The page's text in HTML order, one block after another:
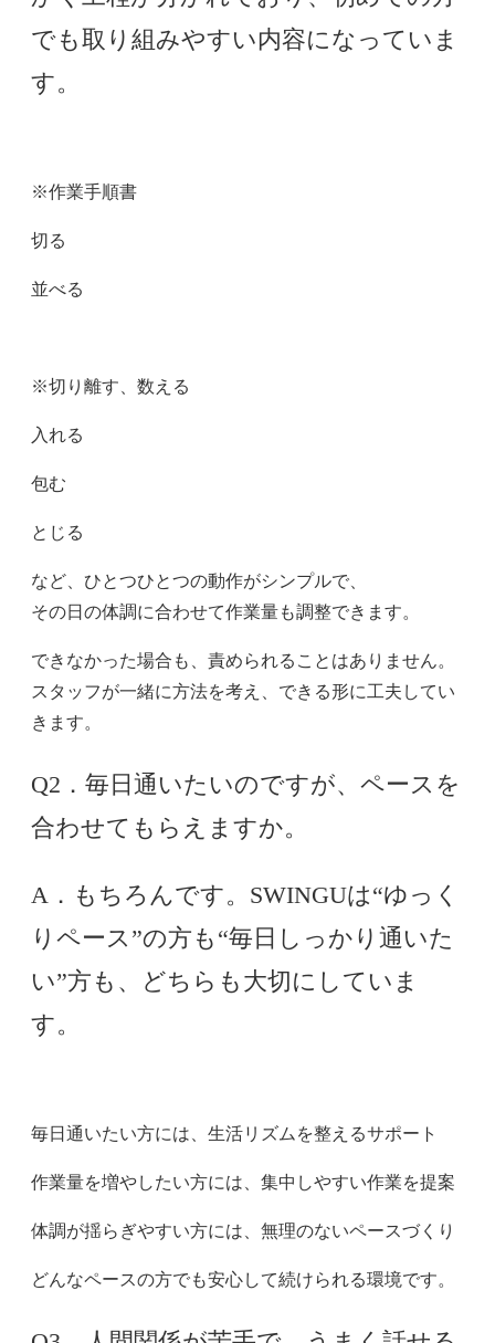
でも取り組みやすい内容になっていま
す。
※作業手順書
切る
並べる
※切り離す、数える
入れる
包む
とじる
など、ひとつひとつの動作がシンプルで、
その日の体調に合わせて作業量も調整できます。
できなかった場合も、責められることはありません。
スタッフが一緒に方法を考え、できる形に工夫してい
きます。
Q2．毎日通いたいのですが、ペースを
合わせてもらえますか。
A．もちろんです。SWINGUは“ゆっく
りペース”の方も“毎日しっかり通いた
い”方も、どちらも大切にしていま
す。
毎日通いたい方には、生活リズムを整えるサポート
作業量を増やしたい方には、集中しやすい作業を提案
体調が揺らぎやすい方には、無理のないペースづくり
どんなペースの方でも安心して続けられる環境です。